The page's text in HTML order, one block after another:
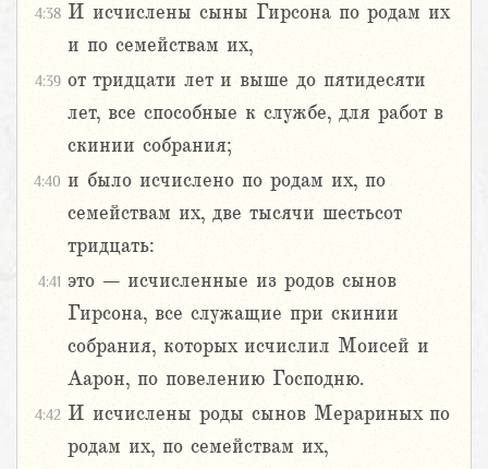
4:38 И исчислены сыны Гирсона по родам их
и по семействам их,
4:39 от тридцати лет и выше до пятидесяти
лет, все способные к службе, для работ в
скинии собрания;
4:40 и было исчислено по родам их, по
семействам их, две тысячи шестьсот
тридцать:
4:41 это – исчисленные из родов сынов
Гирсона, все служащие при скинии
собрания, которых исчислил Моисей и
Аарон, по повелению Господню.
4:42 И исчислены роды сынов Мерариных по
родам их, по семействам их,